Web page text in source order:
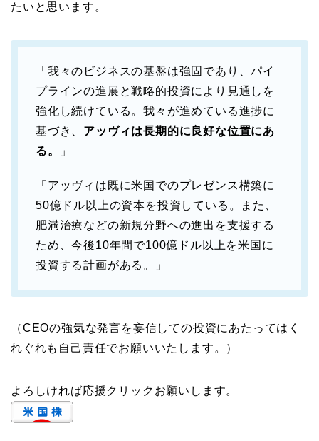
たいと思います。
「我々のビジネスの基盤は強固であり、パイ
プラインの進展と戦略的投資により見通しを
強化し続けている。我々が進めている進捗に
基づき、 アッヴィは長期的に良好な位置にあ
る。
」
「アッヴィは既に米国でのプレゼンス構築に
50億ドル以上の資本を投資している。また、
肥満治療などの新規分野への進出を支援する
ため、今後10年間で100億ドル以上を米国に
投資する計画がある。」
（CEOの強気な発言を妄信しての投資にあたってはく
れぐれも自己責任でお願いいたします。）
よろしければ応援クリックお願いします。